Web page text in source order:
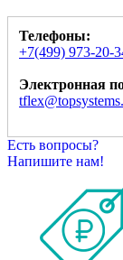
Телефоны:
+7(499) 973-20-
Электронная
Есть вопросы?
Напишите нам!